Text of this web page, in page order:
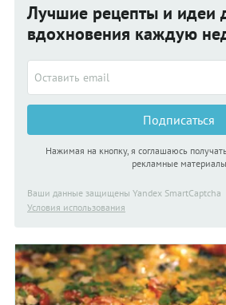
Лучшие рецепты и идеи
вдохновения каждую
Подписаться
Нажимая на кнопку, я соглашаюсь
рекламные материалы
Ваши данные защищены Yandex SmartCaptcha
Условия использования